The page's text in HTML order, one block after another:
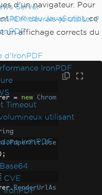
Server
devrais-je utiliser ?
d'IronPDF
IronPDF
Timeout
utilisant
IronPDF
CVE
IronPDF
d'un navigateur. Pour
le rendu JavaScript, ce
un affichage corrects du
= new
Chrom
.PaperFit.Use
. RenderUrlAs